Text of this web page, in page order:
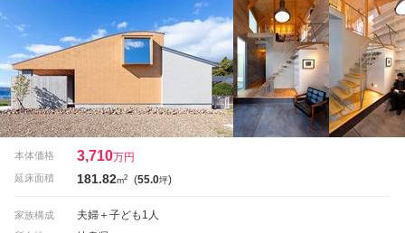
本体価格 3,710万円
延床面積 181.82m2 (55.0坪)
家族構成 夫婦＋子ども1人